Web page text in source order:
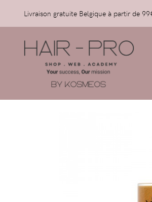
Livraison gratuite Belgique à partir de